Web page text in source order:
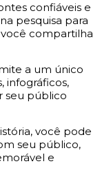
confiáveis e
pesquisa para
compartilha
a um único
infográficos,
seu público
você pode
seu público,
e